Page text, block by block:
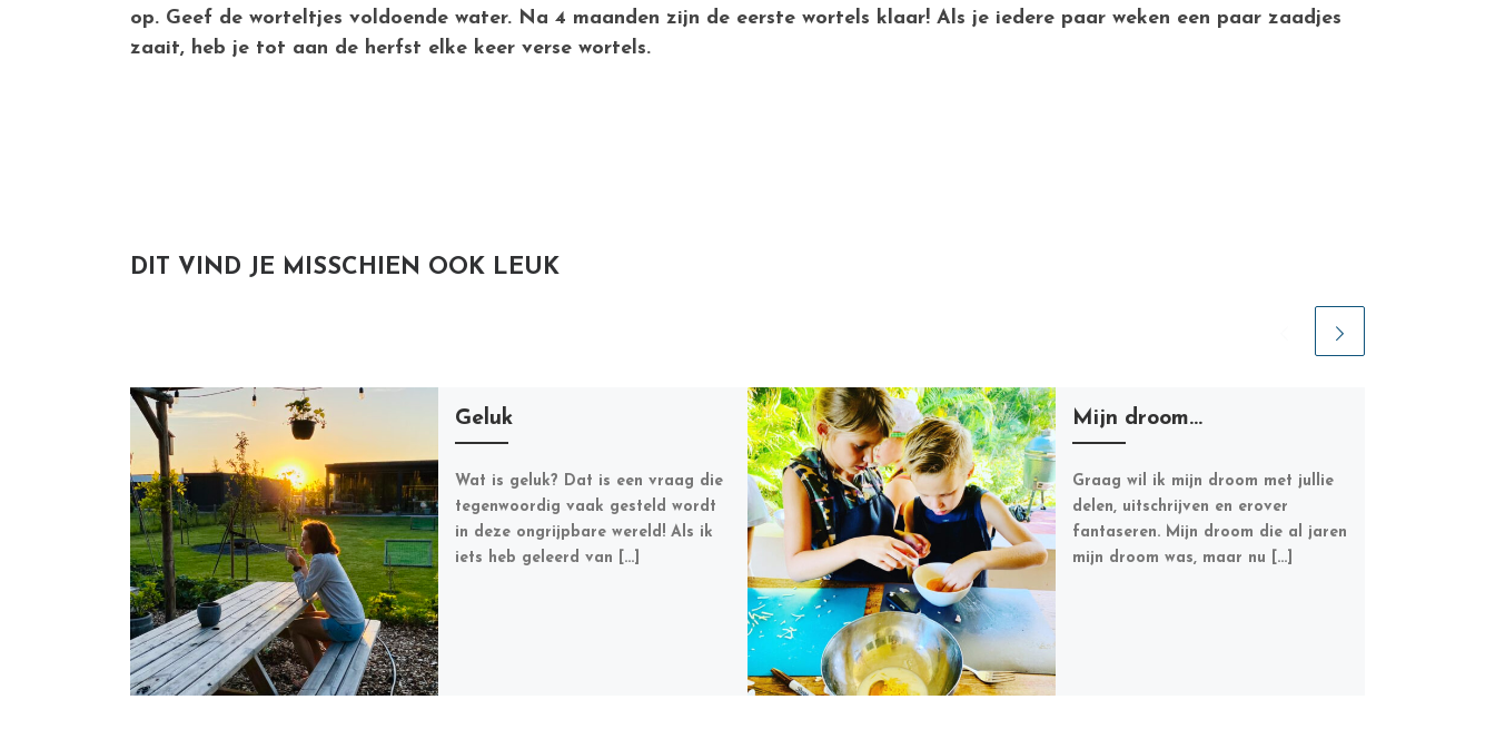
op. Geef de worteltjes voldoende water. Na 4 maanden zijn de eerste wortels klaar! Als je iedere paar weken een paar zaadjes
zaait, heb je tot aan de herfst elke keer verse wortels.
DIT VIND JE MISSCHIEN OOK LEUK
Geluk
Wat is geluk? Dat is een vraag die
tegenwoordig vaak gesteld wordt
in deze ongrijpbare wereld! Als ik
iets heb geleerd van […]
Mijn droom…
Graag wil ik mijn droom met jullie
delen, uitschrijven en erover
fantaseren. Mijn droom die al jaren
mijn droom was, maar nu […]